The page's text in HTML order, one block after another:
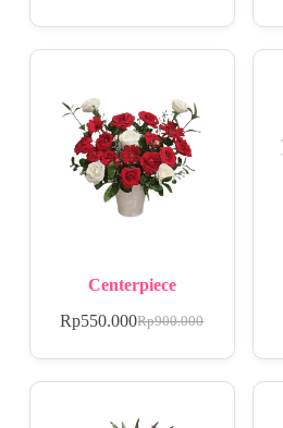
Centerpiece
Rp900.000
Rp550.000